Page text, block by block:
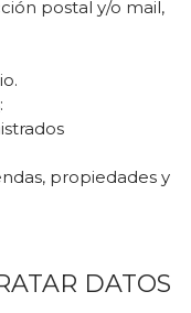
postal y/o mail,
:
propiedades y
DATOS